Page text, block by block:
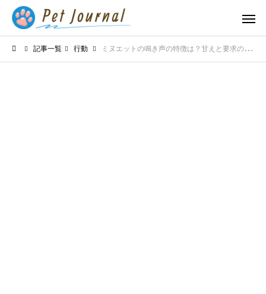
記事一覧 行動 ミヌエットの鳴き声の特徴は？甘えと要求の見極め